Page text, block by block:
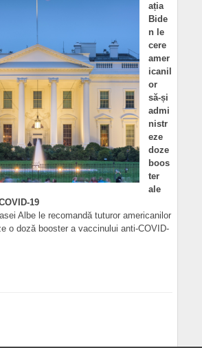
ația
Bide
n le
cere
amer
icanil
or
să-și
admi
nistr
eze
doze
boos
ter
ale
19
Albe le recomandă tuturor americanilor
o doză booster a vaccinului anti-COVID-